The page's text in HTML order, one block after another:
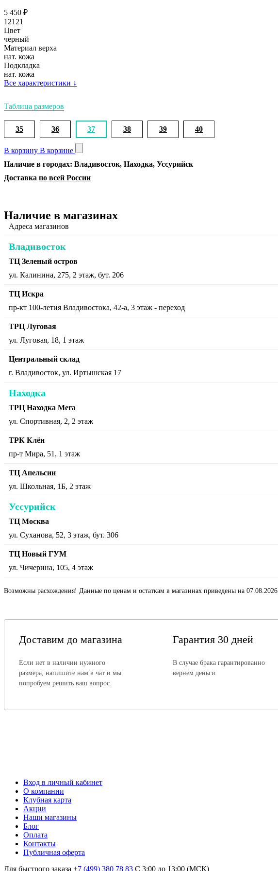
5 450 ₽
12121
Цвет
черный
Материал верха
нат. кожа
Подкладка
нат. кожа
Все характеристики ↓
Таблица размеров
35 36 37 38 39 40
В корзину В корзине
Наличие в городах: Владивосток, Находка, Уссурийск
Доставка по всей России
Наличие в магазинах
Адреса магазинов
Владивосток
ТЦ Зеленый остров
ул. Калинина, 275, 2 этаж, бут. 206
ТЦ Искра
пр-кт 100-летия Владивостока, 42-а, 3 этаж - переход
ТРЦ Луговая
ул. Луговая, 18, 1 этаж
Центральный склад
г. Владивосток, ул. Иртышская 17
Находка
ТРЦ Находка Мега
ул. Спортивная, 2, 2 этаж
ТРК Клён
пр-т Мира, 51, 1 этаж
ТЦ Апельсин
ул. Школьная, 1Б, 2 этаж
Уссурийск
ТЦ Москва
ул. Суханова, 52, 3 этаж, бут. 306
ТЦ Новый ГУМ
ул. Чичерина, 105, 4 этаж
Возможны расхождения! Данные по ценам и остаткам в магазинах приведены на 07.08.2026.
Доставим до магазина
Если нет в наличии нужного
размера, напишите нам в чат и мы
попробуем решить ваш вопрос.
Гарантия 30 дней
В случае брака гарантированно
вернем деньги
Вход в личный кабинет
О компании
Клубная карта
Акции
Наши магазины
Блог
Оплата
Контакты
Публичная оферта
Для быстрого заказа +7 (499) 380 78 83 С 3:00 до 13:00 (МСК)